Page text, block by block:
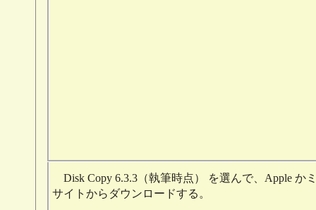
Disk Copy 6.3.3（執筆時点） を選んで、Apple か
サイトからダウンロードする。